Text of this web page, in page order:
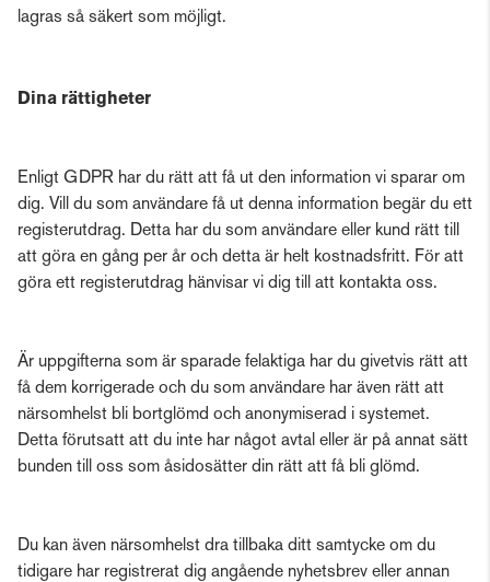
lagras så säkert som möjligt.
Dina rättigheter
Enligt GDPR har du rätt att få ut den information vi sparar om
dig. Vill du som användare få ut denna information begär du ett
registerutdrag. Detta har du som användare eller kund rätt till
att göra en gång per år och detta är helt kostnadsfritt. För att
göra ett registerutdrag hänvisar vi dig till att kontakta oss.
Är uppgifterna som är sparade felaktiga har du givetvis rätt att
få dem korrigerade och du som användare har även rätt att
närsomhelst bli bortglömd och anonymiserad i systemet.
Detta förutsatt att du inte har något avtal eller är på annat sätt
bunden till oss som åsidosätter din rätt att få bli glömd.
Du kan även närsomhelst dra tillbaka ditt samtycke om du
tidigare har registrerat dig angående nyhetsbrev eller annan